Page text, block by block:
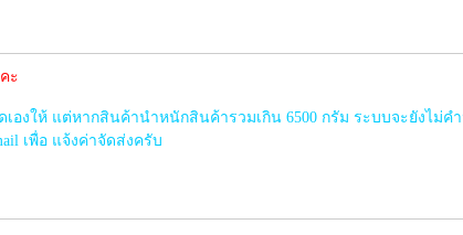
ะ
งให้ แต่หากสินค้านำหนักสินค้ารวมเกิน 6500 กรัม ระบบจะยังไม่ค
เพื่อ แจ้งค่าจัดส่งครับ